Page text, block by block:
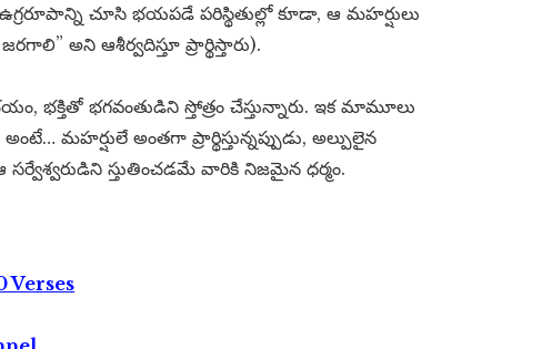
చూసి భయపడే పరిస్థితుల్లో కూడా, ఆ మహర్షులు
అని ఆశీర్వదిస్తూ ప్రార్థిస్తారు).
భక్తితో భగవంతుడిని స్తోత్రం చేస్తున్నారు. ఇక మామూలు
మహర్షులే అంతగా ప్రార్థిస్తున్నప్పుడు, అల్పులైన
స్తుతించడమే వారికి నిజమైన ధర్మం.
Verses